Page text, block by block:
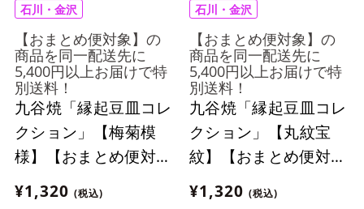
石川・金沢
【おまとめ便対象】の
商品を同一配送先に
5,400円以上お届けで特
別送料！
九谷焼「縁起豆皿コレ
クション」【梅菊模
様】【おまとめ便対
象】
¥1,320 (税込)
石川・金沢
【おまとめ便対象】の
商品を同一配送先に
5,400円以上お届けで特
別送料！
九谷焼「縁起豆皿コレ
クション」【丸紋宝
紋】【おまとめ便対
象】
¥1,320 (税込)